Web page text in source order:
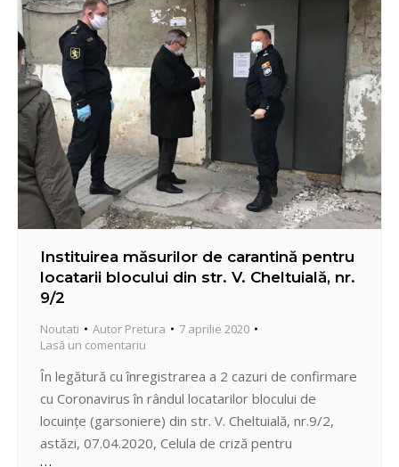
să se adreseze…
Instituirea măsurilor de carantină pentru
locatarii blocului din str. V. Cheltuială, nr.
9/2
Noutati Autor Pretura
7 aprilie 2020
Lasă un comentariu
În legătură cu înregistrarea a 2 cazuri de confirmare
cu Coronavirus în rândul locatarilor blocului de
locuințe (garsoniere) din str. V. Cheltuială, nr.9/2,
astăzi, 07.04.2020, Celula de criză pentru